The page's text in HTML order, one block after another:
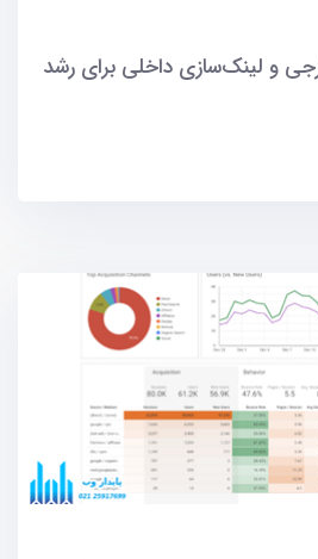
و لینک‌سازی داخلی برای رشد